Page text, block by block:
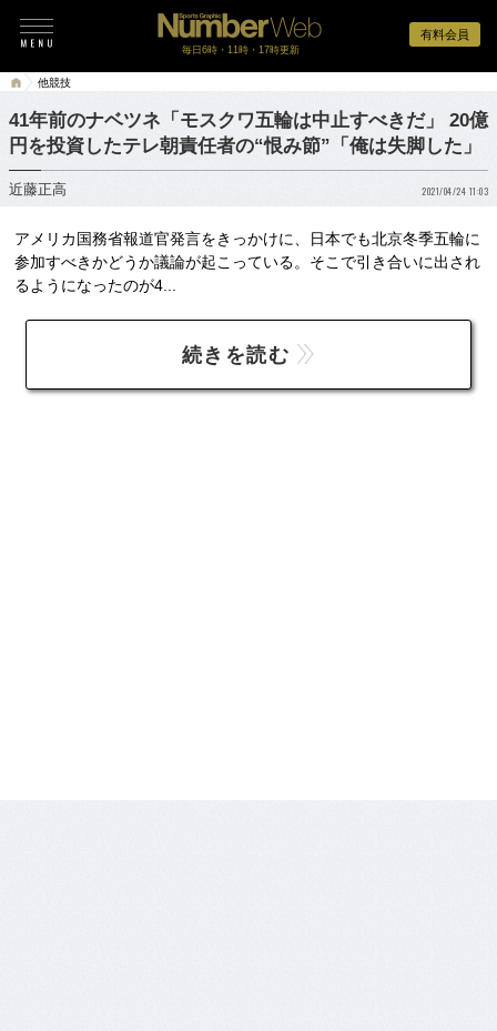
有料会員
毎日6時・11時・17時更新
他競技
41年前のナベツネ「モスクワ五輪は中止すべきだ」 20億
円を投資したテレ朝責任者の“恨み節”「俺は失脚した」
近藤正高 2021/04/24 11:03
アメリカ国務省報道官発言をきっかけに、日本でも北京冬季五輪に
参加すべきかどうか議論が起こっている。そこで引き合いに出され
るようになったのが4...
続きを読む